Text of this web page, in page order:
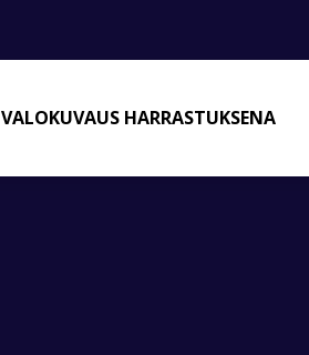
VALOKUVAUS HARRASTUKSENA